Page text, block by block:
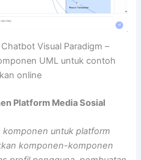
Visual Paradigm –
UML untuk contoh
online
Platform Media Sosial
komponen untuk platform
komponen-komponen